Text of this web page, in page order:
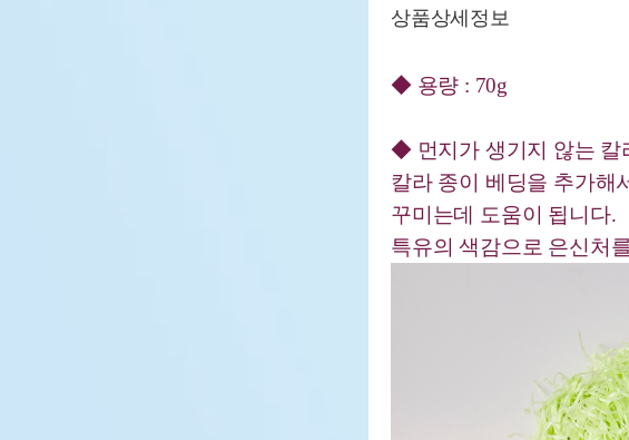
상품상세정보
◆ 용량 : 70g
◆ 먼지가 생기지 않는 칼
칼라 종이 베딩을 추가해
꾸미는데 도움이 됩니다.
특유의 색감으로 은신처